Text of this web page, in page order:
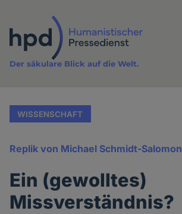
Inhalt
Der säkulare Blick auf die Welt.
WISSENSCHAFT
Replik von Michael Schmidt-Salomon
Ein (gewolltes)
Missverständnis?